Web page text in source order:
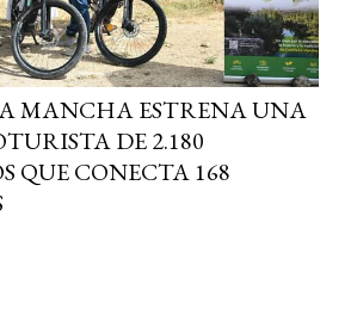
MANCHA ESTRENA UNA
DE 2.180
QUE CONECTA 168